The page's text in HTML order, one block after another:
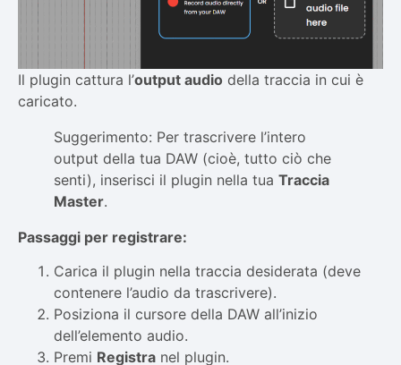
Il plugin cattura l’output audio della traccia in cui è
caricato.
Suggerimento: Per trascrivere l’intero
output della tua DAW (cioè, tutto ciò che
senti), inserisci il plugin nella tua Traccia
Master.
Passaggi per registrare:
Carica il plugin nella traccia desiderata (deve
contenere l’audio da trascrivere).
Posiziona il cursore della DAW all’inizio
dell’elemento audio.
Premi Registra nel plugin.